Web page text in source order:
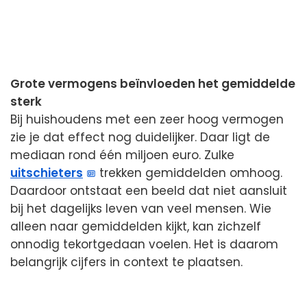
Grote vermogens beïnvloeden het gemiddelde
sterk
Bij huishoudens met een zeer hoog vermogen
zie je dat effect nog duidelijker. Daar ligt de
mediaan rond één miljoen euro. Zulke
uitschieters
trekken gemiddelden omhoog.
Daardoor ontstaat een beeld dat niet aansluit
bij het dagelijks leven van veel mensen. Wie
alleen naar gemiddelden kijkt, kan zichzelf
onnodig tekortgedaan voelen. Het is daarom
belangrijk cijfers in context te plaatsen.